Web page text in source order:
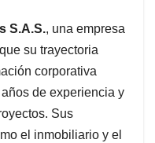
S.A.S., una empresa
su trayectoria
corporativa
de experiencia y
Sus
el inmobiliario y el